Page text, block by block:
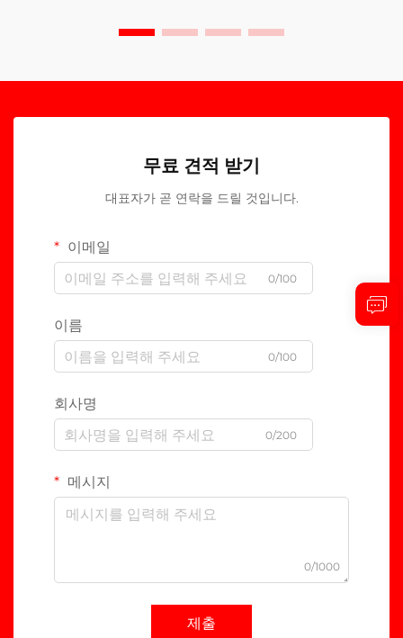
무료 견적 받기
대표자가 곧 연락을 드릴 것입니다.
이메일
0/100
이름
0/100
회사명
0/200
메시지
0/1000
제출